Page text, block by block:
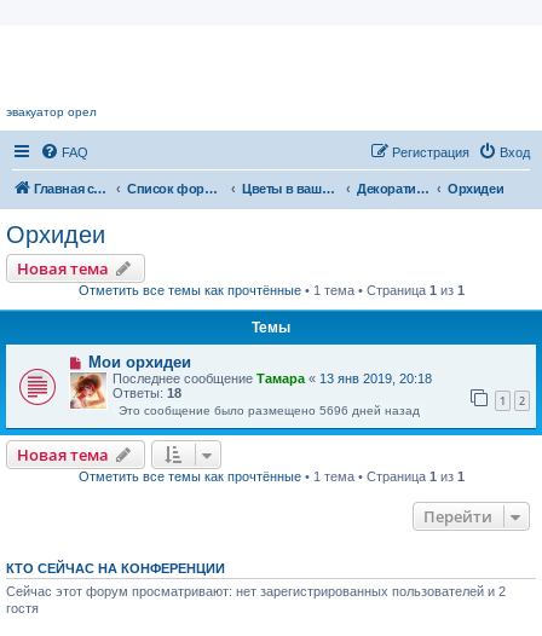
эвакуатор орел
FAQ Вход
Регистрация
Главная страница Список форумов Цветы в вашем доме Декоративноцветущие растения Орхидеи
Орхидеи
Новая тема
Отметить все темы как прочтённые• 1 тема • Страница 1 из 1
Темы
Мои орхидеи
Последнее сообщение Тамара « 13 янв 2019, 20:18
Ответы: 18 1 2
Это сообщение было размещено 5696 дней назад
Новая тема
Отметить все темы как прочтённые• 1 тема • Страница 1 из 1
Перейти
КТО СЕЙЧАС НА КОНФЕРЕНЦИИ
Сейчас этот форум просматривают: нет зарегистрированных пользователей и 2
гостя